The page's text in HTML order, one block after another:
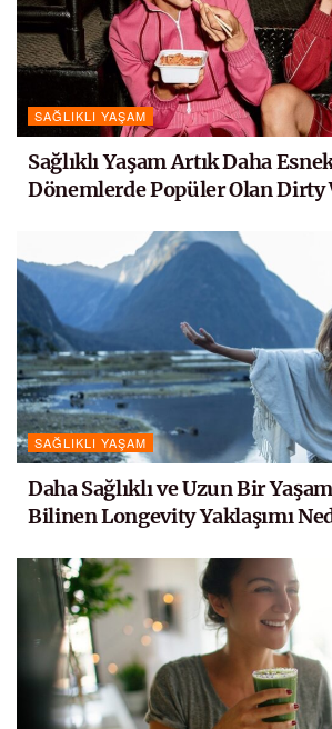
SAĞLIKLI YAŞAM
Sağlıklı Yaşam Artık Daha
Dönemlerde Popüler Olan Dirty
SAĞLIKLI YAŞAM
Daha Sağlıklı ve Uzun Bir
Bilinen Longevity Yaklaşımı